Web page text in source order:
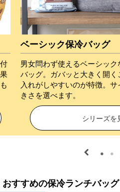
ベーシック保冷バッグ
男女問わず使えるベーシッ
バッグ。ガバッと大きく開
入れがしやすいのが特徴。
きさを選べます。
シリーズを
おすすめの保冷ランチバッグ